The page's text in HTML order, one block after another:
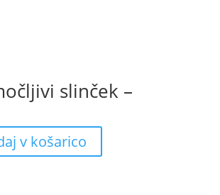
slinček –
v košarico